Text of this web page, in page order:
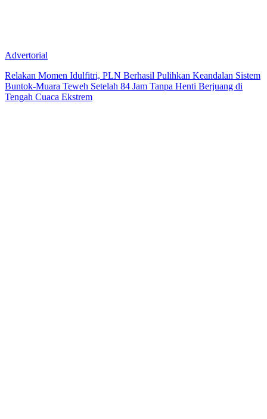
Advertorial
Relakan Momen Idulfitri, PLN Berhasil Pulihkan Keandalan Sistem
Buntok-Muara Teweh Setelah 84 Jam Tanpa Henti Berjuang di
Tengah Cuaca Ekstrem